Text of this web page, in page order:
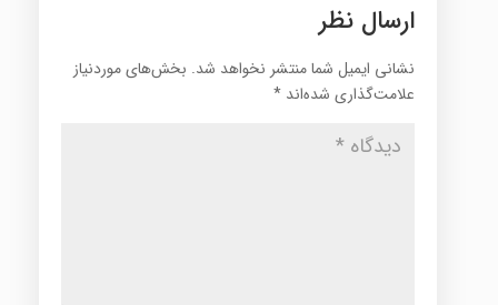
ارسال نظر
نشانی ایمیل شما منتشر نخواهد شد. بخش‌های موردنیاز
علامت‌گذاری شده‌اند *